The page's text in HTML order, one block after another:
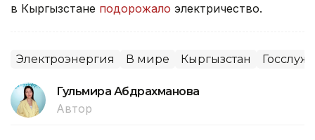
в Кыргызстане подорожало электричество.
Электроэнергия В мире Кыргызстан
Гульмира Абдрахманова
Автор